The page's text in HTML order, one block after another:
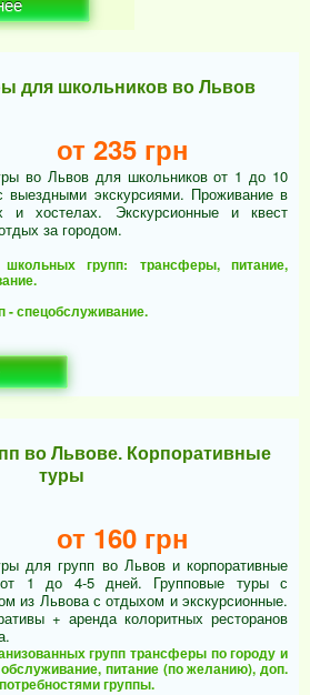
для школьников во Львов
от 235 грн
во Львов для школьников от 1 до 10
выездными экскурсиями. Проживание в
и хостелах. Экскурсионные и квест
за городом.
групп: трансферы, питание,
- спецобслуживание.
во Львове. Корпоративные
туры
от 160 грн
для групп во Львов и корпоративные
1 до 4-5 дней. Групповые туры с
из Львова с отдыхом и экскурсионные.
+ аренда колоритных ресторанов
групп трансферы по городу и
обслуживание, питание (по желанию), доп.
группы.